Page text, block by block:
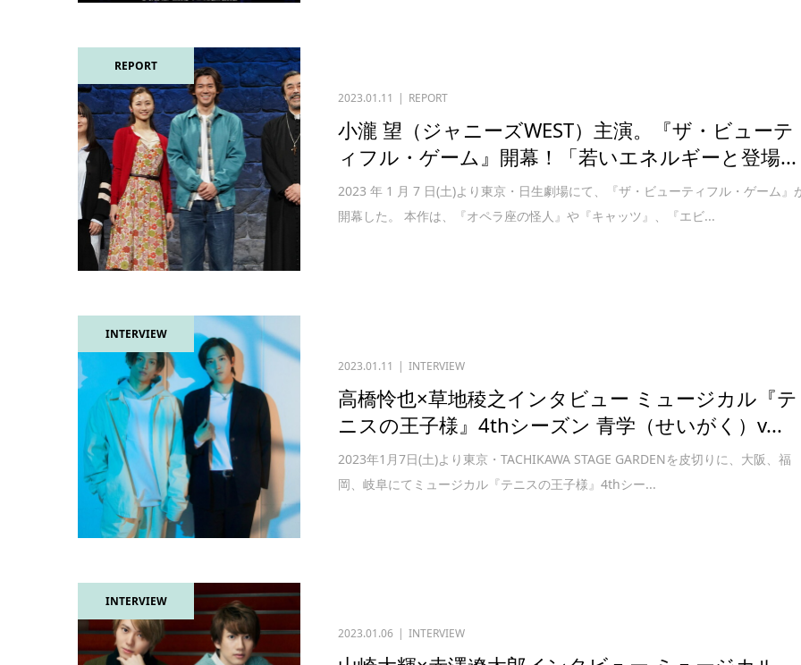
REPORT
2023.01.11 REPORT
小瀧 望（ジャニーズWEST）主演。『ザ・ビューテ
ィフル・ゲーム』開幕！「若いエネルギーと登場...
2023 年 1 月 7 日(土)より東京・日生劇場にて、『ザ・ビューティフル・ゲーム』
開幕した。 本作は、『オペラ座の怪人』や『キャッツ』、『エビ...
INTERVIEW
2023.01.11 INTERVIEW
高橋怜也×草地稜之インタビュー ミュージカル『テ
ニスの王子様』4thシーズン 青学（せいがく）v...
2023年1月7日(土)より東京・TACHIKAWA STAGE GARDENを皮切りに、大阪、福
岡、岐阜にてミュージカル『テニスの王子様』4thシー...
INTERVIEW
2023.01.06 INTERVIEW